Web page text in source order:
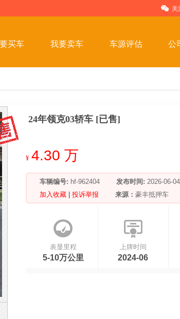
关
买车 我要卖车 车源评估 公
24年领克03轿车 [已售]
¥ 4.30 万
车辆编号: hf-962404 发布时间: 2026-
加入收藏
投诉举报 来源： 豪丰抵押车
表显里程
5-10万公里
上牌时间
2024-06